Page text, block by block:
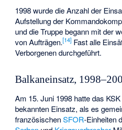
1998 wurde die Anzahl der
Aufstellung der
und die Truppe begann mit der
von Aufträgen.[14] Fast alle
Verborgenen durchgeführt.
Balkaneinsatz,
Am 15. Juni 1998 hatte das
bekannten Einsatz, als es
französischenSFOR-Einheiten